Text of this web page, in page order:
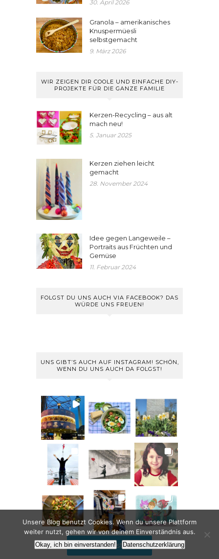
30. April 2026
Granola – amerikanisches
Knuspermüesli
selbstgemacht
9. März 2026
WIR ZEIGEN DIR COOLE UND EINFACHE DIY-
PROJEKTE FÜR DIE GANZE FAMILIE
Kerzen-Recycling – aus alt
mach neu!
5. Januar 2025
Kerzen ziehen leicht
gemacht
28. November 2024
Idee gegen Langeweile –
Portraits aus Früchten und
Gemüse
11. Februar 2024
FOLGST DU UNS AUCH VIA FACEBOOK? DAS
WÜRDE UNS FREUEN!
UNS GIBT’S AUCH AUF INSTAGRAM! SCHÖN,
WENN DU UNS AUCH DA FOLGST!
Follow on Instagram
Unsere Blog benutzt Cookies. Wenn du unsere Plattform
weiter nutzt, gehen wir von deinem Einverständnis aus.
Okay, ich bin einverstanden! Datenschutzerklärung